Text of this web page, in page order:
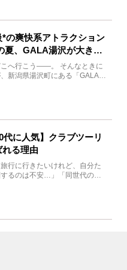
*の爽快系アトラクション
夏、GALA湯沢が大きく
る
こへ行こう――。 そんなときに
新潟県湯沢町にある「GALA湯
代に人気】クラブツーリ
れる理由
旅行に行きたいけれど、自分た
るのは不安…」「同世代の方